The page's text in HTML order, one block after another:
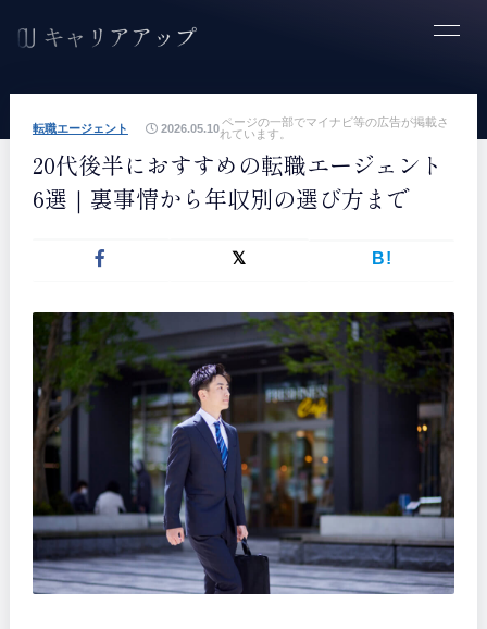
ページの一部でマイナビ等の広告が掲載さ
れています。
転職エージェント 2026.05.10
20代後半におすすめの転職エージェント
6選｜裏事情から年収別の選び方まで
B!